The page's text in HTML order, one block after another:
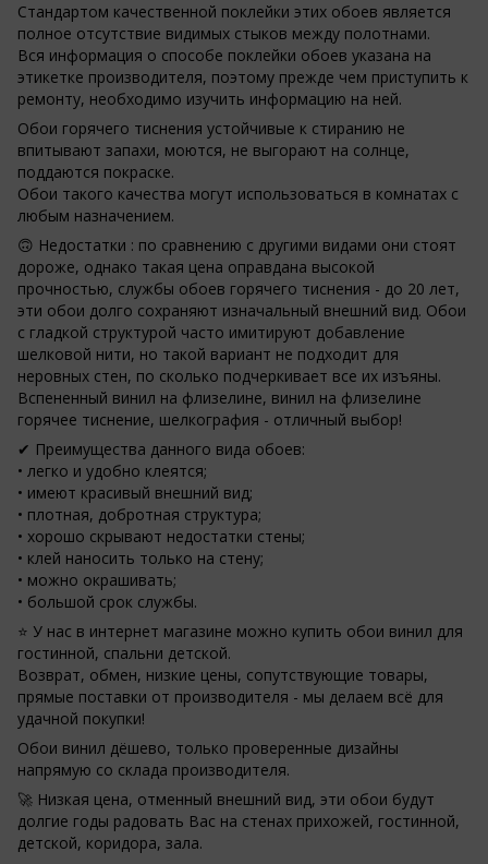
Стандартом качественной поклейки этих обоев является
полное отсутствие видимых стыков между полотнами.
Вся информация о способе поклейки обоев указана на
этикетке производителя, поэтому прежде чем приступить к
ремонту, необходимо изучить информацию на ней.
Обои горячего тиснения устойчивые к стиранию не
впитывают запахи, моются, не выгорают на солнце,
поддаются покраске.
Обои такого качества могут использоваться в комнатах с
любым назначением.
🙃 Недостатки : по сравнению с другими видами они стоят
дороже, однако такая цена оправдана высокой
прочностью, службы обоев горячего тиснения - до 20 лет,
эти обои долго сохраняют изначальный внешний вид. Обои
с гладкой структурой часто имитируют добавление
шелковой нити, но такой вариант не подходит для
неровных стен, по сколько подчеркивает все их изъяны.
Вспененный винил на флизелине, винил на флизелине
горячее тиснение, шелкография - отличный выбор!
✔ Преимущества данного вида обоев:
• легко и удобно клеятся;
• имеют красивый внешний вид;
• плотная, добротная структура;
• хорошо скрывают недостатки стены;
• клей наносить только на стену;
• можно окрашивать;
• большой срок службы.
⭐ У нас в интернет магазине можно купить обои винил для
гостинной, спальни детской.
Возврат, обмен, низкие цены, сопутствующие товары,
прямые поставки от производителя - мы делаем всё для
удачной покупки!
Обои винил дёшево, только проверенные дизайны
напрямую со склада производителя.
🚀 Низкая цена, отменный внешний вид, эти обои будут
долгие годы радовать Вас на стенах прихожей, гостинной,
детской, коридора, зала.